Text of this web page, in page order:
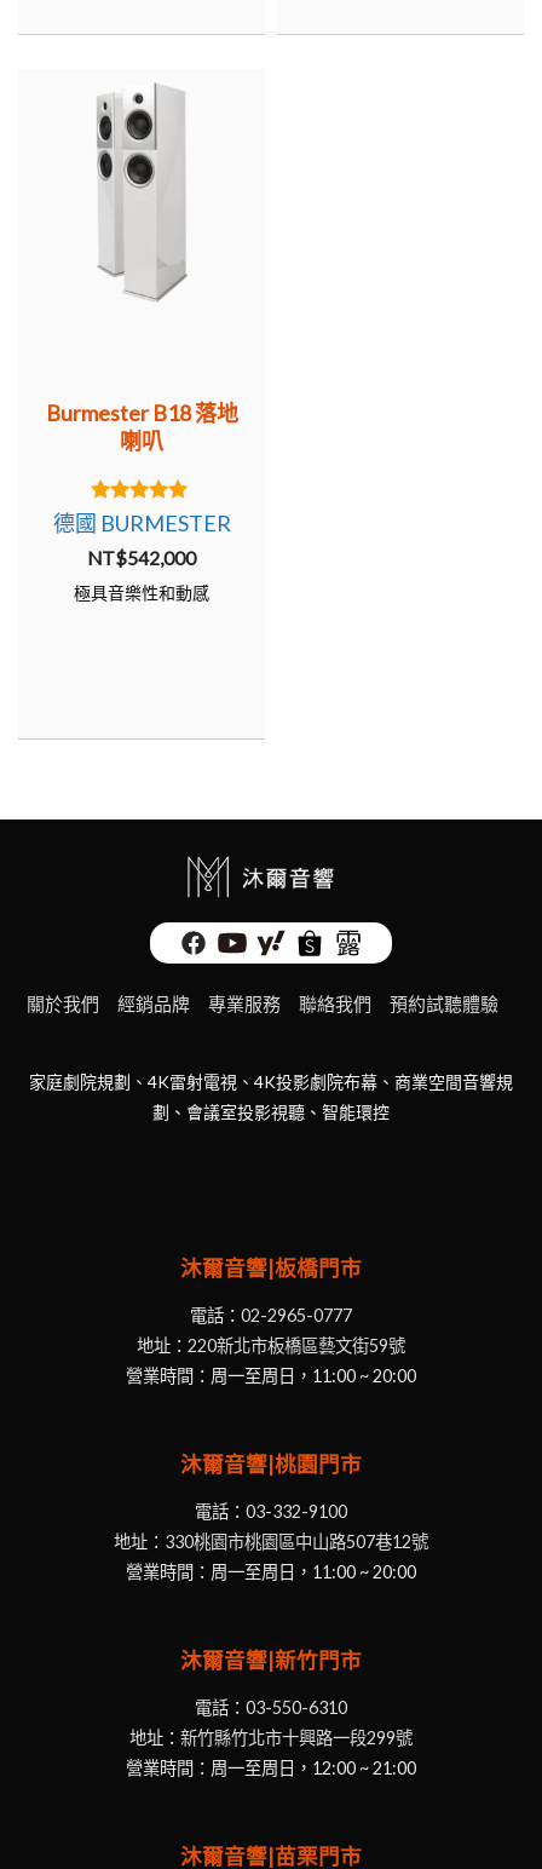
Burmester B18 落地
喇叭
5.00
out of 5
德國 BURMESTER
NT$542,000
極具音樂性和動感
關於我們 經銷品牌 專業服務 聯絡我們 預約試聽體驗
家庭劇院規劃、4K雷射電視、4K投影劇院布幕、商業空間音響規
劃、會議室投影視聽、智能環控
沐爾音響|板橋門市
電話： 02-2965-0777
地址： 220新北市板橋區藝文街59號
營業時間：周一至周日，11:00 ~ 20:00
沐爾音響|桃園門市
電話： 03-332-9100
地址： 330桃園市桃園區中山路507巷12號
營業時間：周一至周日，11:00 ~ 20:00
沐爾音響|新竹門市
電話： 03-550-6310
地址： 新竹縣竹北市十興路一段299號
營業時間：周一至周日，12:00 ~ 21:00
沐爾音響|苗栗門市